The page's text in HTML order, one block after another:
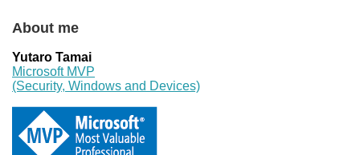
About me
Yutaro Tamai
Microsoft MVP
(Security, Windows and Devices)